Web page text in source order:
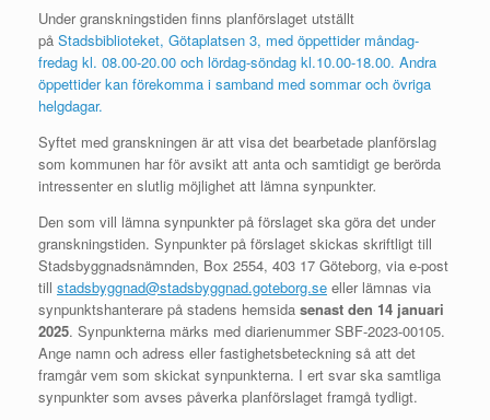
Under granskningstiden finns planförslaget utställt
på Stadsbiblioteket, Götaplatsen 3, med öppettider måndag-
fredag kl. 08.00-20.00 och lördag-söndag kl.10.00-18.00. Andra
öppettider kan förekomma i samband med sommar och övriga
helgdagar.
Syftet med granskningen är att visa det bearbetade planförslag
som kommunen har för avsikt att anta och samtidigt ge berörda
intressenter en slutlig möjlighet att lämna synpunkter.
Den som vill lämna synpunkter på förslaget ska göra det under
granskningstiden. Synpunkter på förslaget skickas skriftligt till
Stadsbyggnadsnämnden, Box 2554, 403 17 Göteborg, via e-post
till stadsbyggnad@stadsbyggnad.goteborg.se eller lämnas via
synpunktshanterare på stadens hemsida senast den 14 januari
2025. Synpunkterna märks med diarienummer SBF-2023-00105.
Ange namn och adress eller fastighetsbeteckning så att det
framgår vem som skickat synpunkterna. I ert svar ska samtliga
synpunkter som avses påverka planförslaget framgå tydligt.